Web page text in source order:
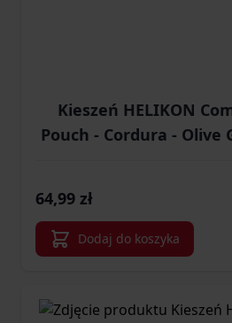
Kieszeń HELIKON
Pouch - Cordura - Olive
64,99 zł
Dodaj do koszyka